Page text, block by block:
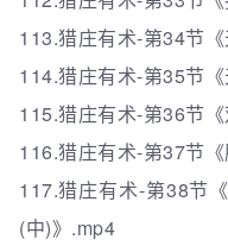
113.猎庄有术-第34节
114.猎庄有术-第35节
115.猎庄有术-第36节
116.猎庄有术-第37节
117.猎庄有术-第38节
(中)》.mp4